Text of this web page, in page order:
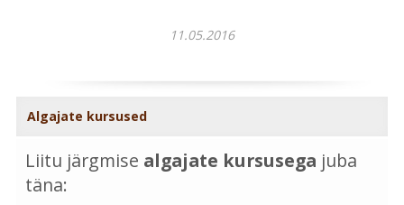
11.05.2016
Algajate kursused
Liitu järgmise algajate kursusega juba
täna: